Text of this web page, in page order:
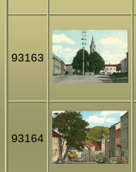
93163
93164